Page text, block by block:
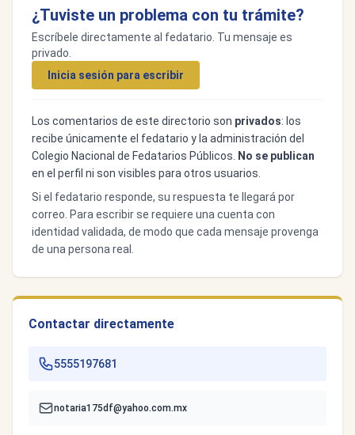
¿Tuviste un problema con tu trámite?
Escríbele directamente al fedatario. Tu mensaje es
privado.
Inicia sesión para escribir
Los comentarios de este directorio son privados: los
recibe únicamente el fedatario y la administración del
Colegio Nacional de Fedatarios Públicos.
No se publican
en el perfil ni son visibles para otros usuarios.
Si el fedatario responde, su respuesta te llegará por
correo. Para escribir se requiere una cuenta con
identidad validada, de modo que cada mensaje provenga
de una persona real.
Contactar directamente
5555197681
notaria175df@yahoo.com.mx